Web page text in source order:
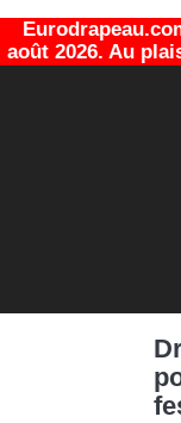
août 2026. Au